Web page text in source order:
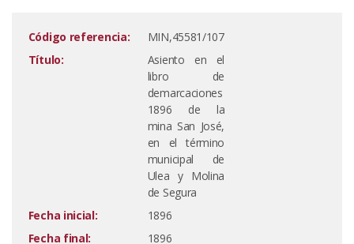
Código referencia:
MIN,45581/107
Título:
Asiento en el
libro de
demarcaciones
1896 de la
mina San José,
en el término
municipal de
Ulea y Molina
de Segura
Fecha inicial:
1896
Fecha final:
1896